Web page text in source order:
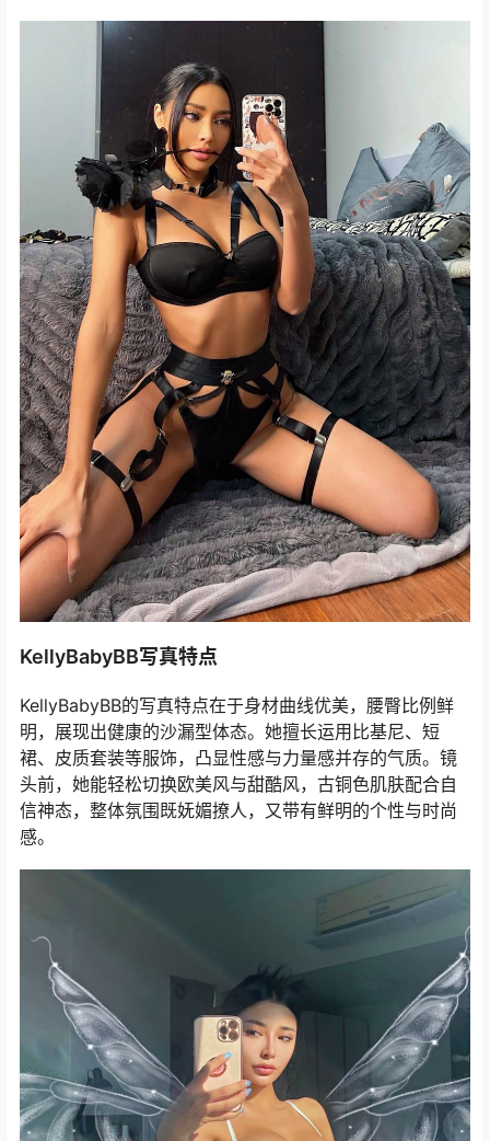
KellyBabyBB写真特点
KellyBabyBB的写真特点在于身材曲线优美，腰臀比例鲜
明，展现出健康的沙漏型体态。她擅长运用比基尼、短
裙、皮质套装等服饰，凸显性感与力量感并存的气质。镜
头前，她能轻松切换欧美风与甜酷风，古铜色肌肤配合自
信神态，整体氛围既妩媚撩人，又带有鲜明的个性与时尚
感。